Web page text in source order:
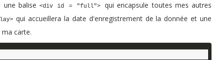
une balise<div id = "full">qui encapsule toutes mes autres
qui accueillera la date d'enregistrement de la donnée et une
carte.